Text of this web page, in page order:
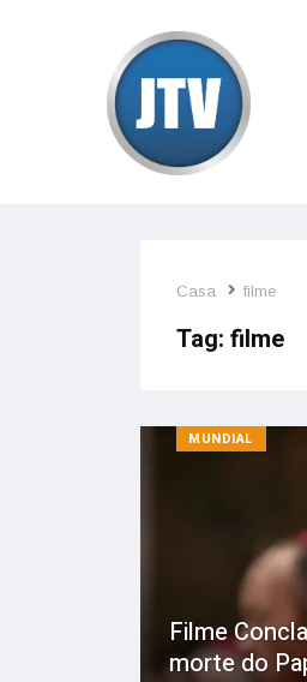
Casa filme
Tag: filme
MUNDIAL
Filme
morte do